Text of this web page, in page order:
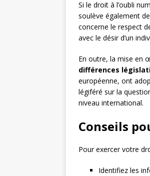
Si le droit à l’oubli
soulève également
concerne le respect
avec le désir d’un
En outre, la mise en
différences
européenne, ont
légiféré sur la
niveau international.
Conseils
Pour exercer votre
Identifiez les